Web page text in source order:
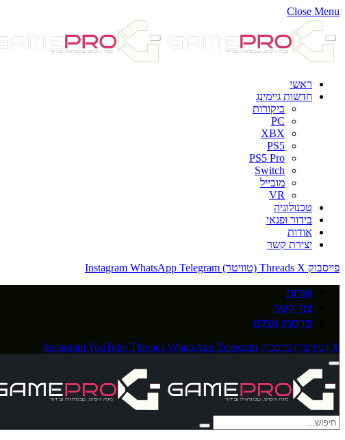
Close Menu
ראשי
חדשות גיימינג
ביקורות
PC
XBX
PS5
PS5 Pro
Switch
מובייל
VR
טכנולוגיה
בידור ופנאי
אודות
יצירת קשר
פייסבוק
Threads X (טוויטר) Instagram WhatsApp Telegram
אודות
צור קשר
פרסמו אצלנו
X (טוויטר) פייסבוק InstagramYouTube Threads WhatsApp Telegram